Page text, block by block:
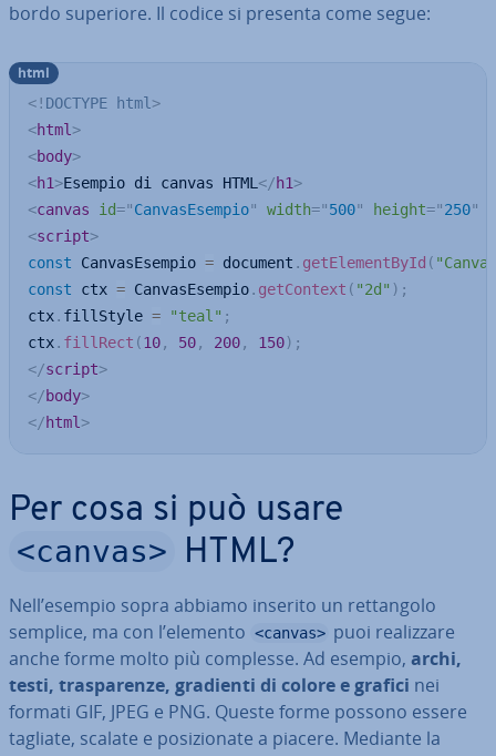
bordo superiore. Il codice si presenta come segue:
<! DOCTYPE html >
<html >
<body>
<h1>Esempio di canvas HTML </h1>
<canvas id="CanvasEsempio" width="500" height="250"
<script>
const CanvasEsempio = document . getElementById (
const ctx = CanvasEsempio. getContext ( "2d" ) ;
ctx. fillStyle = "teal" ;
ctx. fillRect (10, 50, 200, 150) ;
</script>
</body>
</html >
html
Per cosa si può usare
<canvas> HTML?
Nell’esempio sopra abbiamo inserito un ret­tan­go­lo
semplice, ma con l’elemento <canvas> puoi rea­liz­za­re
anche forme molto più complesse. Ad esempio, archi,
testi, tra­spa­ren­ze, gradienti di colore e grafici nei
formati GIF, JPEG e PNG. Queste forme possono essere
tagliate, scalate e po­si­zio­na­te a piacere. Mediante la